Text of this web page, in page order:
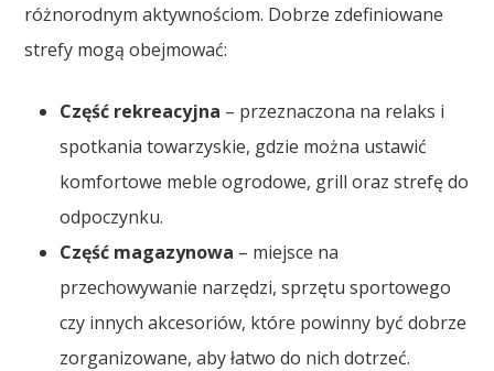
różnorodnym aktywnościom. Dobrze zdefiniowane
strefy mogą obejmować:
Część rekreacyjna – przeznaczona na relaks i
spotkania towarzyskie, gdzie można ustawić
komfortowe meble ogrodowe, grill oraz strefę do
odpoczynku.
Część magazynowa – miejsce na
przechowywanie narzędzi, sprzętu sportowego
czy innych akcesoriów, które powinny być dobrze
zorganizowane, aby łatwo do nich dotrzeć.